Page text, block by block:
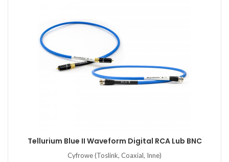
Tellurium Blue II Waveform Digital RCA Lub BNC
Cyfrowe (Toslink, Coaxial, Inne)